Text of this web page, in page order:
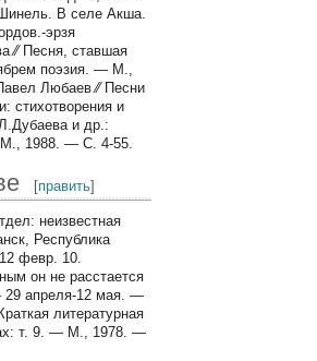
В селе Акша.
эрзя
⁄⁄ Песня, ставшая
поэзия. — М.,
Любаев ⁄⁄ Песни
стихотворения и
и др.:
1988. — С. 4-55.
[править]
неизвестная
Республика
февр. 10.
он не расстается
29 апреля-12 мая. —
литературная
т. 9. — М., 1978. —